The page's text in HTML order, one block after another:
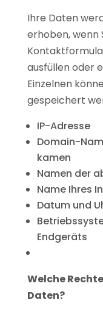
Ihre Daten
erhoben, wenn
ausfüllen oder
Einzelnen
gespeichert
IP-Adresse
Domain-
kamen
Namen der
Name Ihres
Datum und
Endgeräts
Welche
Daten?